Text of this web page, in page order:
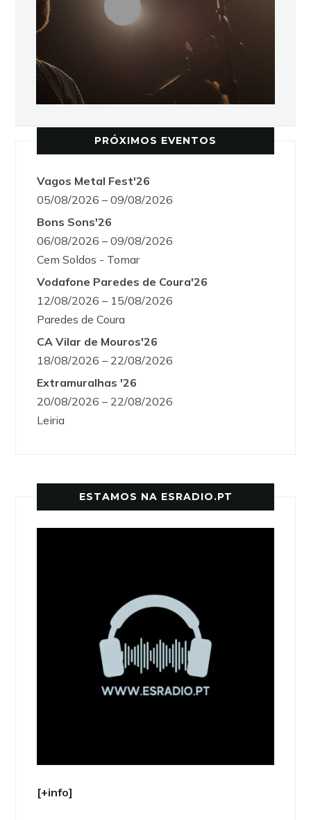
PRÓXIMOS EVENTOS
Vagos Metal Fest'26
05/08/2026 – 09/08/2026
Bons Sons'26
06/08/2026 – 09/08/2026
Cem Soldos - Tomar
Vodafone Paredes de Coura'26
12/08/2026 – 15/08/2026
Paredes de Coura
CA Vilar de Mouros'26
18/08/2026 – 22/08/2026
Extramuralhas '26
20/08/2026 – 22/08/2026
Leiria
ESTAMOS NA ESRADIO.PT
[+info]